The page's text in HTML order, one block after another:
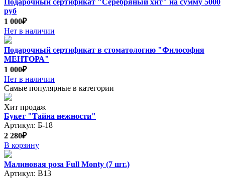
руб
1 000₽
Нет в наличии
Подарочный сертификат в стоматологию "Философия
МЕНТОРА"
1 000₽
Нет в наличии
Самые популярные в категории
Хит продаж
Букет "Тайна нежности"
Артикул: Б-18
2 280₽
В корзину
Малиновая роза Full Monty (7 шт.)
Артикул: В13